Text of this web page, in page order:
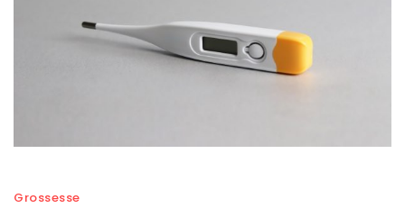
Grossesse